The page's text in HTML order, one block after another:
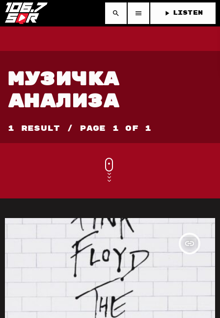
search menu play_arrow LISTEN
МУЗИЧКА
АНАЛИЗА
1 Result / Page 1 of 1
insert_link